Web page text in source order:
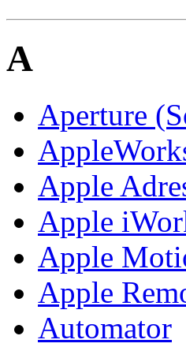
A
Aperture
Apple
Apple
Apple
Apple
Automator